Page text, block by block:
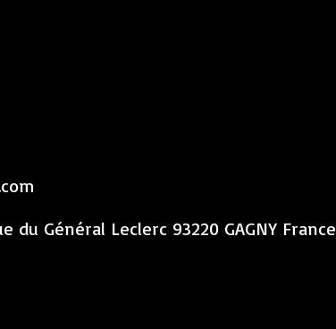
Général Leclerc 93220 GAGNY France